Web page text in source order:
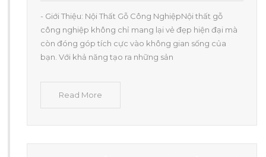
- Giới Thiệu: Nội Thất Gỗ Công NghiệpNội thất gỗ
công nghiệp không chỉ mang lại vẻ đẹp hiện đại mà
còn đóng góp tích cực vào không gian sống của
bạn. Với khả năng tạo ra những sản
Read More